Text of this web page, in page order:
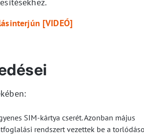
[VIDEÓ]
SIM-kártya cserét. Azonban május
rendszert vezettek be a